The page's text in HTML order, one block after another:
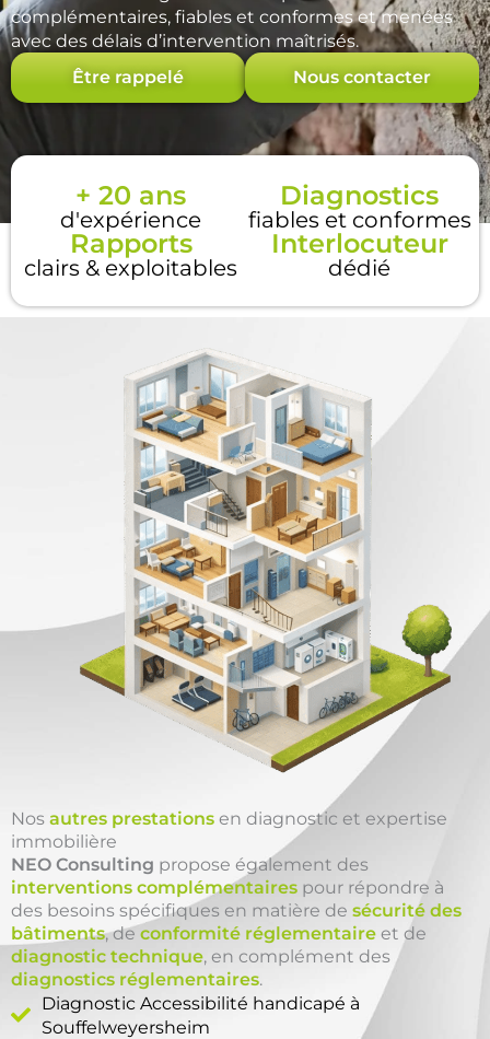
complémentaires, fiables et conformes et menées
avec des délais d’intervention maîtrisés.
Être rappelé Nous contacter
+ 20 ans
d'expérience
Diagnostics
fiables et conformes
Rapports
clairs & exploitables
Interlocuteur
dédié
Nos autres prestations en diagnostic et expertise
immobilière
NEO Consulting propose également des
interventions complémentaires pour répondre à
des besoins spécifiques en matière de sécurité des
bâtiments, de conformité réglementaire et de
diagnostic technique, en complément des
diagnostics réglementaires.
Diagnostic Accessibilité handicapé à
Souffelweyersheim